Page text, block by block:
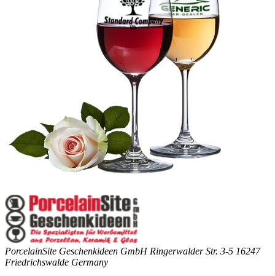
PorcelainSite Geschenkideen GmbH Ringerwalder Str. 3-5 16247
Friedrichswalde Germany